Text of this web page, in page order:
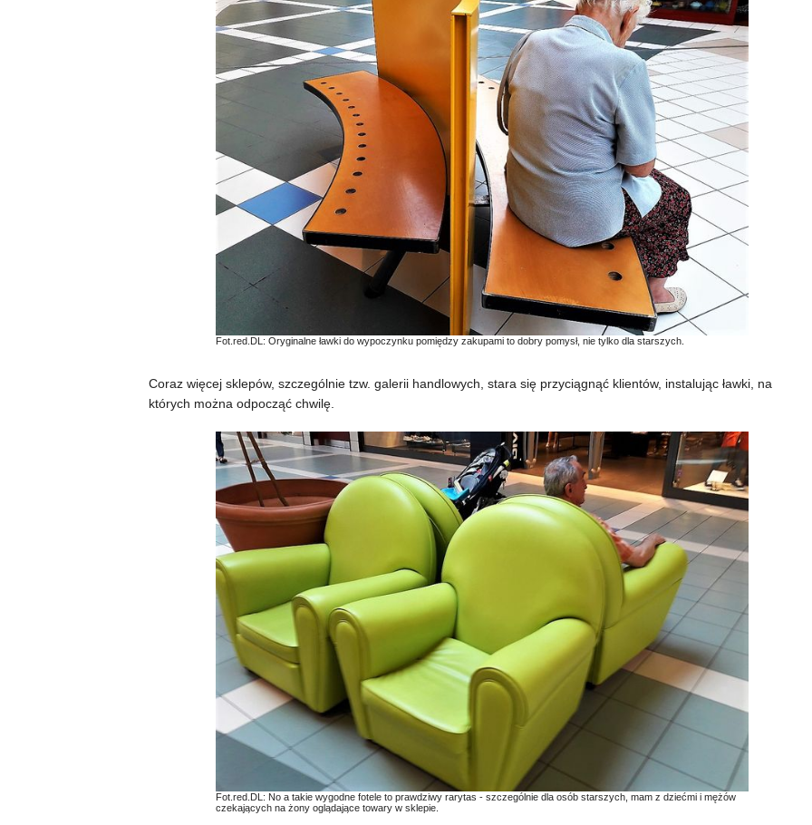
Fot.red.DL: Oryginalne ławki do wypoczynku pomiędzy zakupami to dobry pomysł, nie tylko dla starszych.
Coraz więcej sklepów, szczególnie tzw. galerii handlowych, stara się przyciągnąć klientów, instalując ławki, na
których można odpocząć chwilę.
Fot.red.DL: No a takie wygodne fotele to prawdziwy rarytas - szczególnie dla osób starszych, mam z dziećmi i mężów
czekających na żony oglądające towary w sklepie.